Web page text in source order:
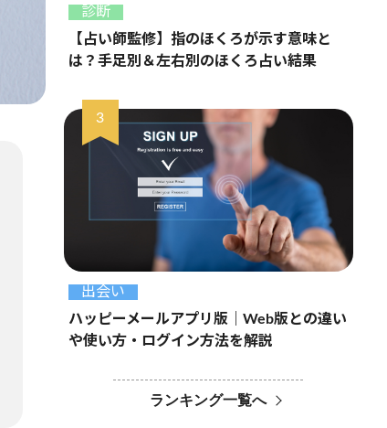
診断
【占い師監修】指のほくろが示す意味と
は？手足別＆左右別のほくろ占い結果
出会い
ハッピーメールアプリ版｜Web版との違い
や使い方・ログイン方法を解説
ランキング一覧へ